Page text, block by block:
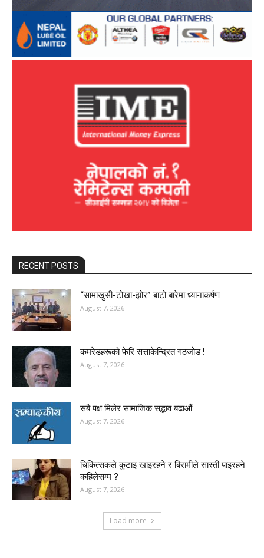
RECENT POSTS
“सामाखुसी-टोखा-झोर” बाटो बारेमा ध्यानाकर्षण
August 7, 2026
कमरेडहरूको फेरि सत्ताकेन्द्रित गठजोड !
August 7, 2026
सबै पक्ष मिलेर सामाजिक सद्भाव बढाऔं
August 7, 2026
चिकित्सकले कुटाइ खाइरहने र बिरामीले सास्ती पाइरहने
कहिलेसम्म ?
August 7, 2026
Load more